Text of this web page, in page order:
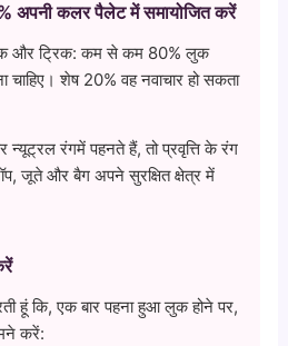
अपनी कलर पैलेट में समायोजित करें
और ट्रिक: कम से कम 80% लुक
चाहिए। शेष 20% वह नवाचार हो सकता
न्यूट्रल रंगमें पहनते हैं, तो प्रवृत्ति के रंग
जूते और बैग अपने सुरक्षित क्षेत्र में
हूं कि, एक बार पहना हुआ लुक होने पर,
करें: